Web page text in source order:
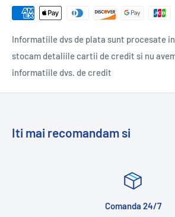
Informatiile dvs de plata sunt procesate
stocam detaliile cartii de credit si nu
informatiile dvs. de credit
Iti mai recomandam si